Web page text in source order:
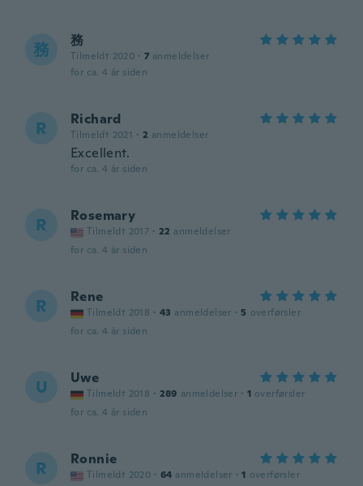
務 務
Tilmeldt 2020 · 7 anmeldelser
for ca. 4 år siden
R Richard
Tilmeldt 2021 · 2 anmeldelser
Excellent.
for ca. 4 år siden
R Rosemary
Tilmeldt 2017 · 22 anmeldelser
for ca. 4 år siden
R Rene
Tilmeldt 2018 · 43 anmeldelser · 5 overførsler
for ca. 4 år siden
U Uwe
Tilmeldt 2018 · 289 anmeldelser · 1 overførsler
for ca. 4 år siden
R Ronnie
Tilmeldt 2020 · 64 anmeldelser · 1 overførsler